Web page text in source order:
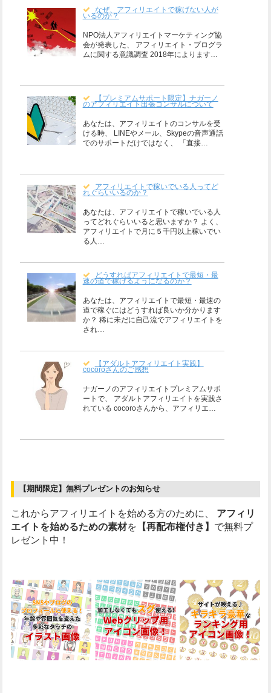
なぜ、アフィリエイトで稼げない人が
いるのか？
NPO法人アフィリエイトマーケティング協
会が発表した、 アフィリエイト・プログラ
ムに関する意識調査 2018年によります…
【プレミアムサポート限定】ナガーノ
のアフィリエイト出張コンサルについて
あなたは、アフィリエイトのコンサルを受
ける時、 LINEやメール、Skypeの音声通話
でのサポートだけではなく、 「直接…
アフィリエイトで稼いでいる人ってど
れぐらいいるのか？
あなたは、アフィリエイトで稼いでいる人
ってどれぐらいいると思いますか？ よく、
アフィリエイトで月に５千円以上稼いでい
る人…
どうすればアフィリエイトで最短・最
速の道で稼げるようになるのか？
あなたは、アフィリエイトで最短・最速の
道で稼ぐにはどうすれば良いか分かります
か？ 稀に未だに自己流でアフィリエイトを
され…
【アダルトアフィリエイト実践】
cocoroさんのご感想
ナガーノのアフィリエイトプレミアムサポ
ートで、 アダルトアフィリエイトを実践さ
れている cocoroさんから、アフィリエ…
【期間限定】無料プレゼントのお知らせ
これからアフィリエイトを始める方のために、
アフィリ
エイトを始めるための素材を 【再配布権付き】 で無料プ
レゼント中！